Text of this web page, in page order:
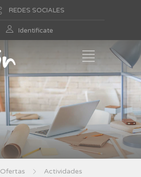
REDES SOCIALES
Identificate
Ofertas
Actividades